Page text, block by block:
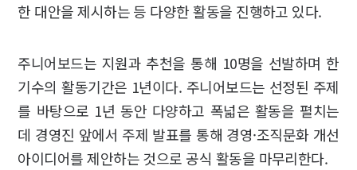
한 대안을 제시하는 등 다양한 활동을 진행하고 있다.
주니어보드는 지원과 추천을 통해 10명을 선발하며 한
기수의 활동기간은 1년이다. 주니어보드는 선정된 주제
를 바탕으로 1년 동안 다양하고 폭넓은 활동을 펼치는
데 경영진 앞에서 주제 발표를 통해 경영·조직문화 개선
아이디어를 제안하는 것으로 공식 활동을 마무리한다.